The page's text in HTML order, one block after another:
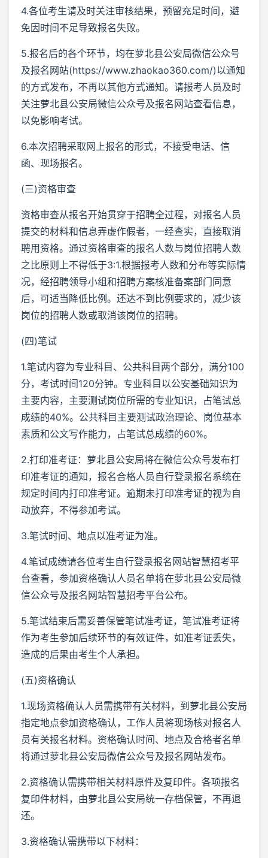
4.各位考生请及时关注审核结果，预留充足时间，避
免因时间不足导致报名失败。
5.报名后的各个环节，均在萝北县公安局微信公众号
及报名网站(https://www.zhaokao360.com/)以通知
的方式发布，不再以其他方式通知。请报考人员及时
关注萝北县公安局微信公众号及报名网站查看信息，
以免影响考试。
6.本次招聘采取网上报名的形式，不接受电话、信
函、现场报名。
(三)资格审查
资格审查从报名开始贯穿于招聘全过程，对报名人员
提交的材料和信息弄虚作假者，一经查实，直接取消
聘用资格。通过资格审查的报名人数与岗位招聘人数
之比原则上不得低于3:1.根据报考人数和分布等实际情
况，经招聘领导小组和招聘方案核准备案部门同意
后，可适当降低比例。还达不到比例要求的，减少该
岗位的招聘人数或取消该岗位的招聘。
(四)笔试
1.笔试内容为专业科目、公共科目两个部分，满分100
分，考试时间120分钟。专业科目以公安基础知识为
主要内容，主要测试岗位所需的专业知识，占笔试总
成绩的40%。公共科目主要测试政治理论、岗位基本
素质和公文写作能力，占笔试总成绩的60%。
2.打印准考证：萝北县公安局将在微信公众号发布打
印准考证的通知，报名合格人员自行登录报名系统在
规定时间内打印准考证。逾期未打印准考证的视为自
动放弃，不得参加考试。
3.笔试时间、地点以准考证为准。
4.笔试成绩请各位考生自行登录报名网站智慧招考平
台查看，参加资格确认人员名单将在萝北县公安局微
信公众号及报名网站智慧招考平台公布。
5.笔试结束后需妥善保管笔试准考证，笔试准考证将
作为考生参加后续环节的有效证件，如准考证丢失，
造成的后果由考生个人承担。
(五)资格确认
1.现场资格确认人员需携带有关材料，到萝北县公安局
指定地点参加资格确认，工作人员将现场核对报名人
员有关报名材料。资格确认时间、地点及合格者名单
将通过萝北县公安局微信公众号及报名网站发布。
2.资格确认需携带相关材料原件及复印件。各项报名
复印件材料，由萝北县公安局统一存档保管，不再退
还。
3.资格确认需携带以下材料：